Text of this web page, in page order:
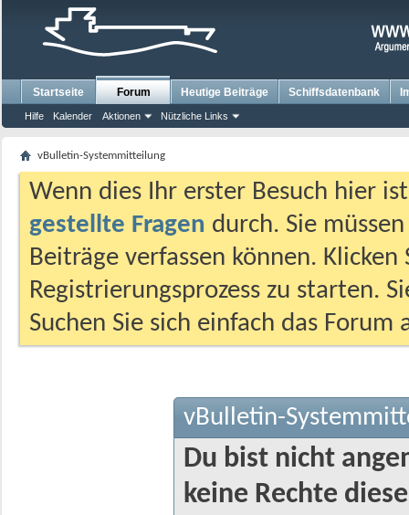
Startseite Forum
Hilfe Kalender Aktionen Nützliche Links
Heutige Beiträge Schiffsdatenbank
vBulletin-Systemmitteilung
Wenn dies Ihr erster Besuch hier
gestellte Fragen durch. Sie
Beiträge verfassen können.
Registrierungsprozess zu starten.
Suchen Sie sich einfach das
vBulletin-
Du bist nicht
keine Rechte